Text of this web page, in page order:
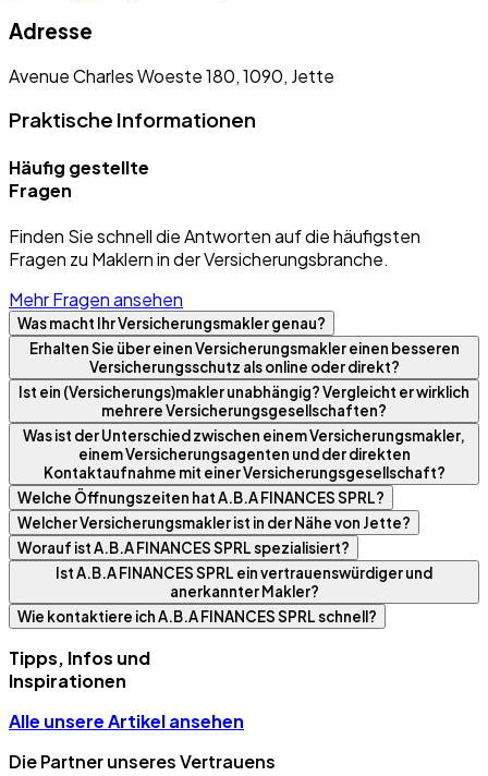
Adresse
Avenue Charles Woeste 180, 1090, Jette
Praktische Informationen
Häufig gestellte
Fragen
Finden Sie schnell die Antworten auf die häufigsten
Fragen zu Maklern in der Versicherungsbranche.
Mehr Fragen ansehen
Was macht Ihr Versicherungsmakler genau?
Erhalten Sie über einen Versicherungsmakler einen besseren
Versicherungsschutz als online oder direkt?
Ist ein (Versicherungs)makler unabhängig? Vergleicht er wirklich
mehrere Versicherungsgesellschaften?
Was ist der Unterschied zwischen einem Versicherungsmakler,
einem Versicherungsagenten und der direkten
Kontaktaufnahme mit einer Versicherungsgesellschaft?
Welche Öffnungszeiten hat A.B.A FINANCES SPRL?
Welcher Versicherungsmakler ist in der Nähe von Jette?
Worauf ist A.B.A FINANCES SPRL spezialisiert?
Ist A.B.A FINANCES SPRL ein vertrauenswürdiger und
anerkannter Makler?
Wie kontaktiere ich A.B.A FINANCES SPRL schnell?
Tipps, Infos und
Inspirationen
Alle unsere Artikel ansehen
Die Partner unseres Vertrauens